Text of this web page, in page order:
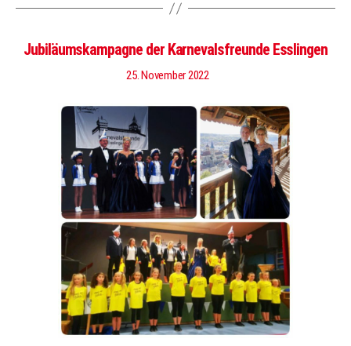
Jubiläumskampagne der Karnevalsfreunde Esslingen
25. November 2022